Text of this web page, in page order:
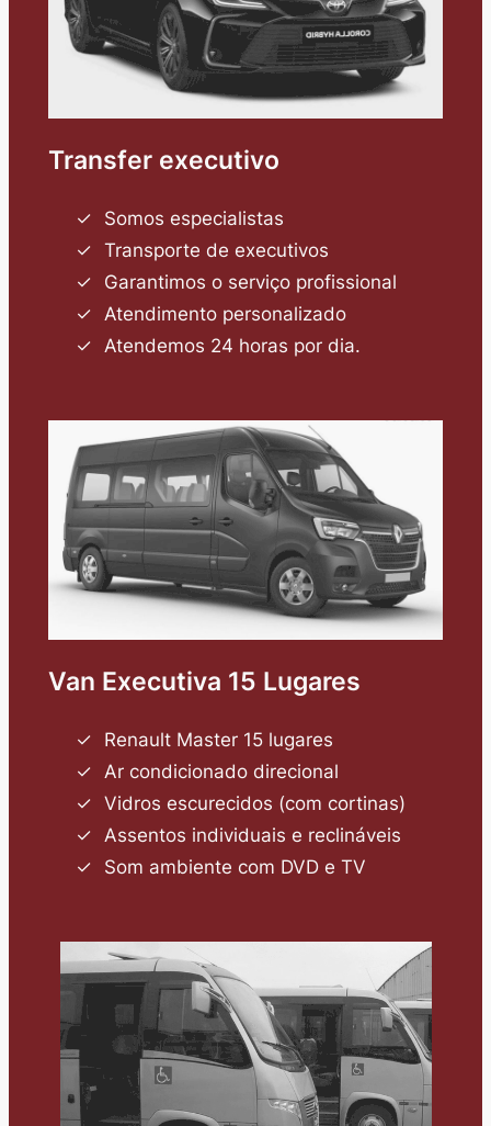
Transfer executivo
Somos especialistas
Transporte de executivos
Garantimos o serviço profissional
Atendimento personalizado
Atendemos 24 horas por dia.
Van Executiva 15 Lugares
Renault Master 15 lugares
Ar condicionado direcional
Vidros escurecidos (com cortinas)
Assentos individuais e reclináveis
Som ambiente com DVD e TV